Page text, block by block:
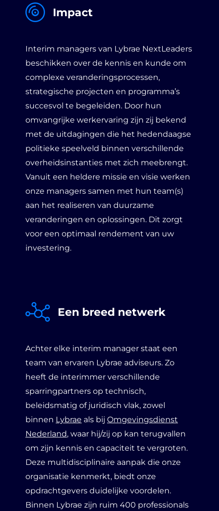
Impact
Interim managers van Lybrae NextLeaders
beschikken over de kennis en kunde om
complexe veranderingsprocessen,
strategische projecten en programma’s
succesvol te begeleiden. Door hun
omvangrijke werkervaring zijn zij bekend
met de uitdagingen die het hedendaagse
politieke speelveld binnen verschillende
overheidsinstanties met zich meebrengt.
Vanuit een heldere missie en visie werken
onze managers samen met hun team(s)
aan het realiseren van duurzame
veranderingen en oplossingen. Dit zorgt
voor een optimaal rendement van uw
investering.
Een breed netwerk
Achter elke interim manager staat een
team van ervaren Lybrae adviseurs. Zo
heeft de interimmer verschillende
sparringpartners op technisch,
beleidsmatig of juridisch vlak, zowel
binnen Lybrae als bij Omgevingsdienst
Nederland, waar hij/zij op kan terugvallen
om zijn kennis en capaciteit te vergroten.
Deze multidisciplinaire aanpak die onze
organisatie kenmerkt, biedt onze
opdrachtgevers duidelijke voordelen.
Binnen Lybrae zijn ruim 400 professionals